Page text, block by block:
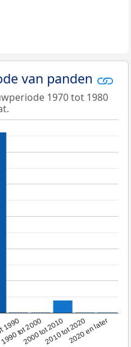
van panden
1970 tot 1980
1990 tot 20002000 tot 20102010 tot 20202020 en later